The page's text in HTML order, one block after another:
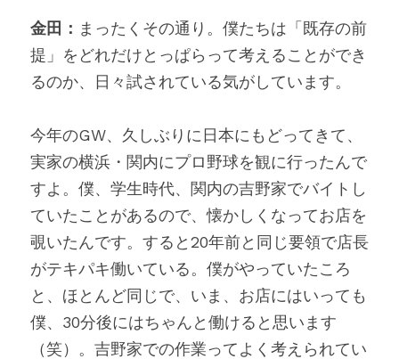
金田： まったくその通り。僕たちは「既存の前
提」をどれだけとっぱらって考えることができ
るのか、日々試されている気がしています。
今年のGW、久しぶりに日本にもどってきて、
実家の横浜・関内にプロ野球を観に行ったんで
すよ。僕、学生時代、関内の吉野家でバイトし
ていたことがあるので、懐かしくなってお店を
覗いたんです。すると20年前と同じ要領で店長
がテキパキ働いている。僕がやっていたころ
と、ほとんど同じで、いま、お店にはいっても
僕、30分後にはちゃんと働けると思います
（笑）。吉野家での作業ってよく考えられてい